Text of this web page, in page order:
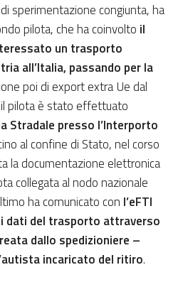
sperimentazione congiunta, ha
pilota, che ha coinvolto il
un trasporto
all’Italia, passando per la
poi di export extra Ue dal
pilota è stato effettuato
Stradale presso l’Interporto
al confine di Stato, nel corso
la documentazione elettronica
collegata al nodo nazionale
ha comunicato con l’eFTI
dati del trasporto attraverso
dallo spedizioniere –
incaricato del ritiro.